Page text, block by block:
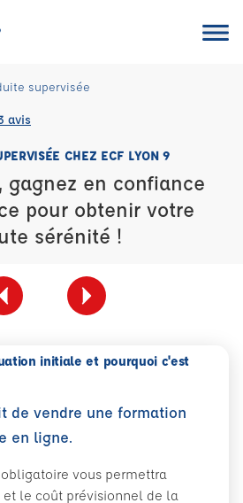
supervisée
avis
CHEZ ECF LYON 9
gagnez en confiance
pour obtenir votre
sérénité !
initiale et pourquoi c'est
de vendre une formation
en ligne.
vous permettra
le coût prévisionnel de la